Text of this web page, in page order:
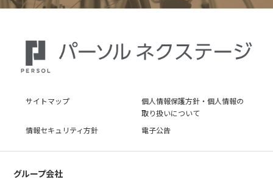
サイトマップ
個人情報保護方針・個人情報の
取り扱いについて
情報セキュリティ方針
電子公告
グループ会社